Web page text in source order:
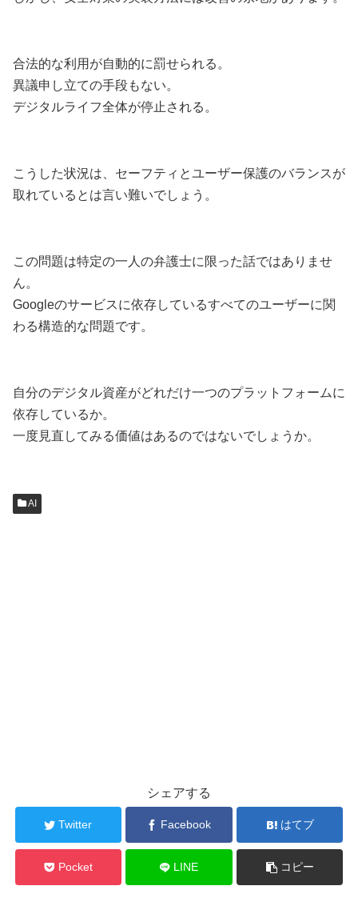
合法的な利用が自動的に罰せられる。
異議申し立ての手段もない。
デジタルライフ全体が停止される。
こうした状況は、セーフティとユーザー保護のバランスが
取れているとは言い難いでしょう。
この問題は特定の一人の弁護士に限った話ではありませ
ん。
Googleのサービスに依存しているすべてのユーザーに関
わる構造的な問題です。
自分のデジタル資産がどれだけ一つのプラットフォームに
依存しているか。
一度見直してみる価値はあるのではないでしょうか。
AI
シェアする
Twitter Facebook はてブ
Pocket LINE コピー